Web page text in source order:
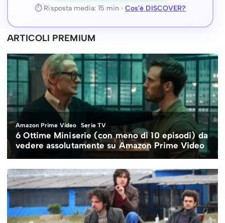
⏱ Risposta media: 15 min · Cos'è DISCOVER?
ARTICOLI PREMIUM